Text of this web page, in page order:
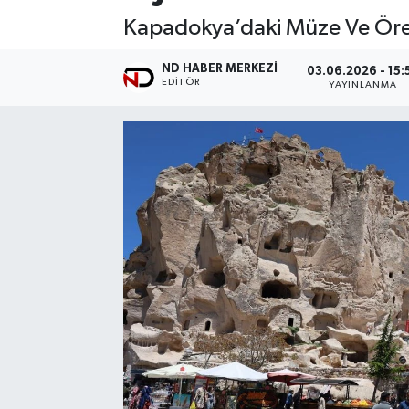
Kapadokya’daki Müze Ve
ND HABER MERKEZI
EDITÖR
03.06.2026 -
YAYINLANMA